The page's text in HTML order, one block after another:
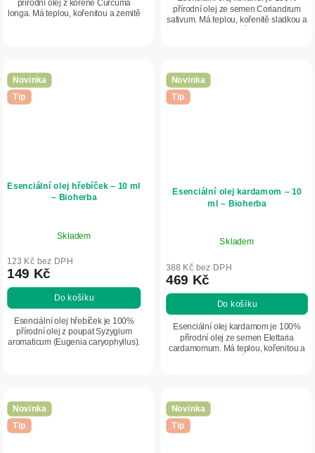
přírodní olej z kořene Curcuma
longa. Má teplou, kořenitou a zemitě
přírodní olej ze semen Coriandrum
sativum. Má teplou, kořenitě sladkou a
Novinka
Tip
Esenciální olej hřebíček – 10 ml
– Bioherba
Skladem
123 Kč bez DPH
149 Kč
Do košíku
Esenciální olej hřebíček je 100%
přírodní olej z poupat Syzygium
aromaticum (Eugenia caryophyllus).
Novinka
Tip
Esenciální olej kardamom – 10
ml – Bioherba
Skladem
388 Kč bez DPH
469 Kč
Do košíku
Esenciální olej kardamom je 100%
přírodní olej ze semen Elettaria
cardamomum. Má teplou, kořenitou a
Novinka
Tip
Novinka
Tip